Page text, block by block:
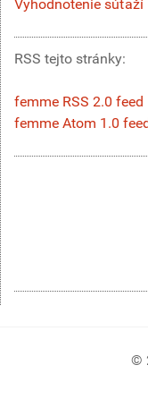
Vyhodnotenie súťaží
RSS tejto stránky:
femme RSS 2.0 feed
femme Atom 1.0
©